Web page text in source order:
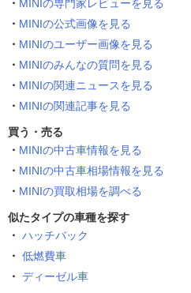
MINIの専門家レビューを見る
MINIの公式画像を見る
MINIのユーザー画像を見る
MINIのみんなの質問を見る
MINIの関連ニュースを見る
MINIの関連記事を見る
買う・売る
MINIの中古車情報を見る
MINIの中古車相場情報を見る
MINIの買取相場を調べる
似たタイプの車種を探す
ハッチバック
低燃費車
ディーゼル車